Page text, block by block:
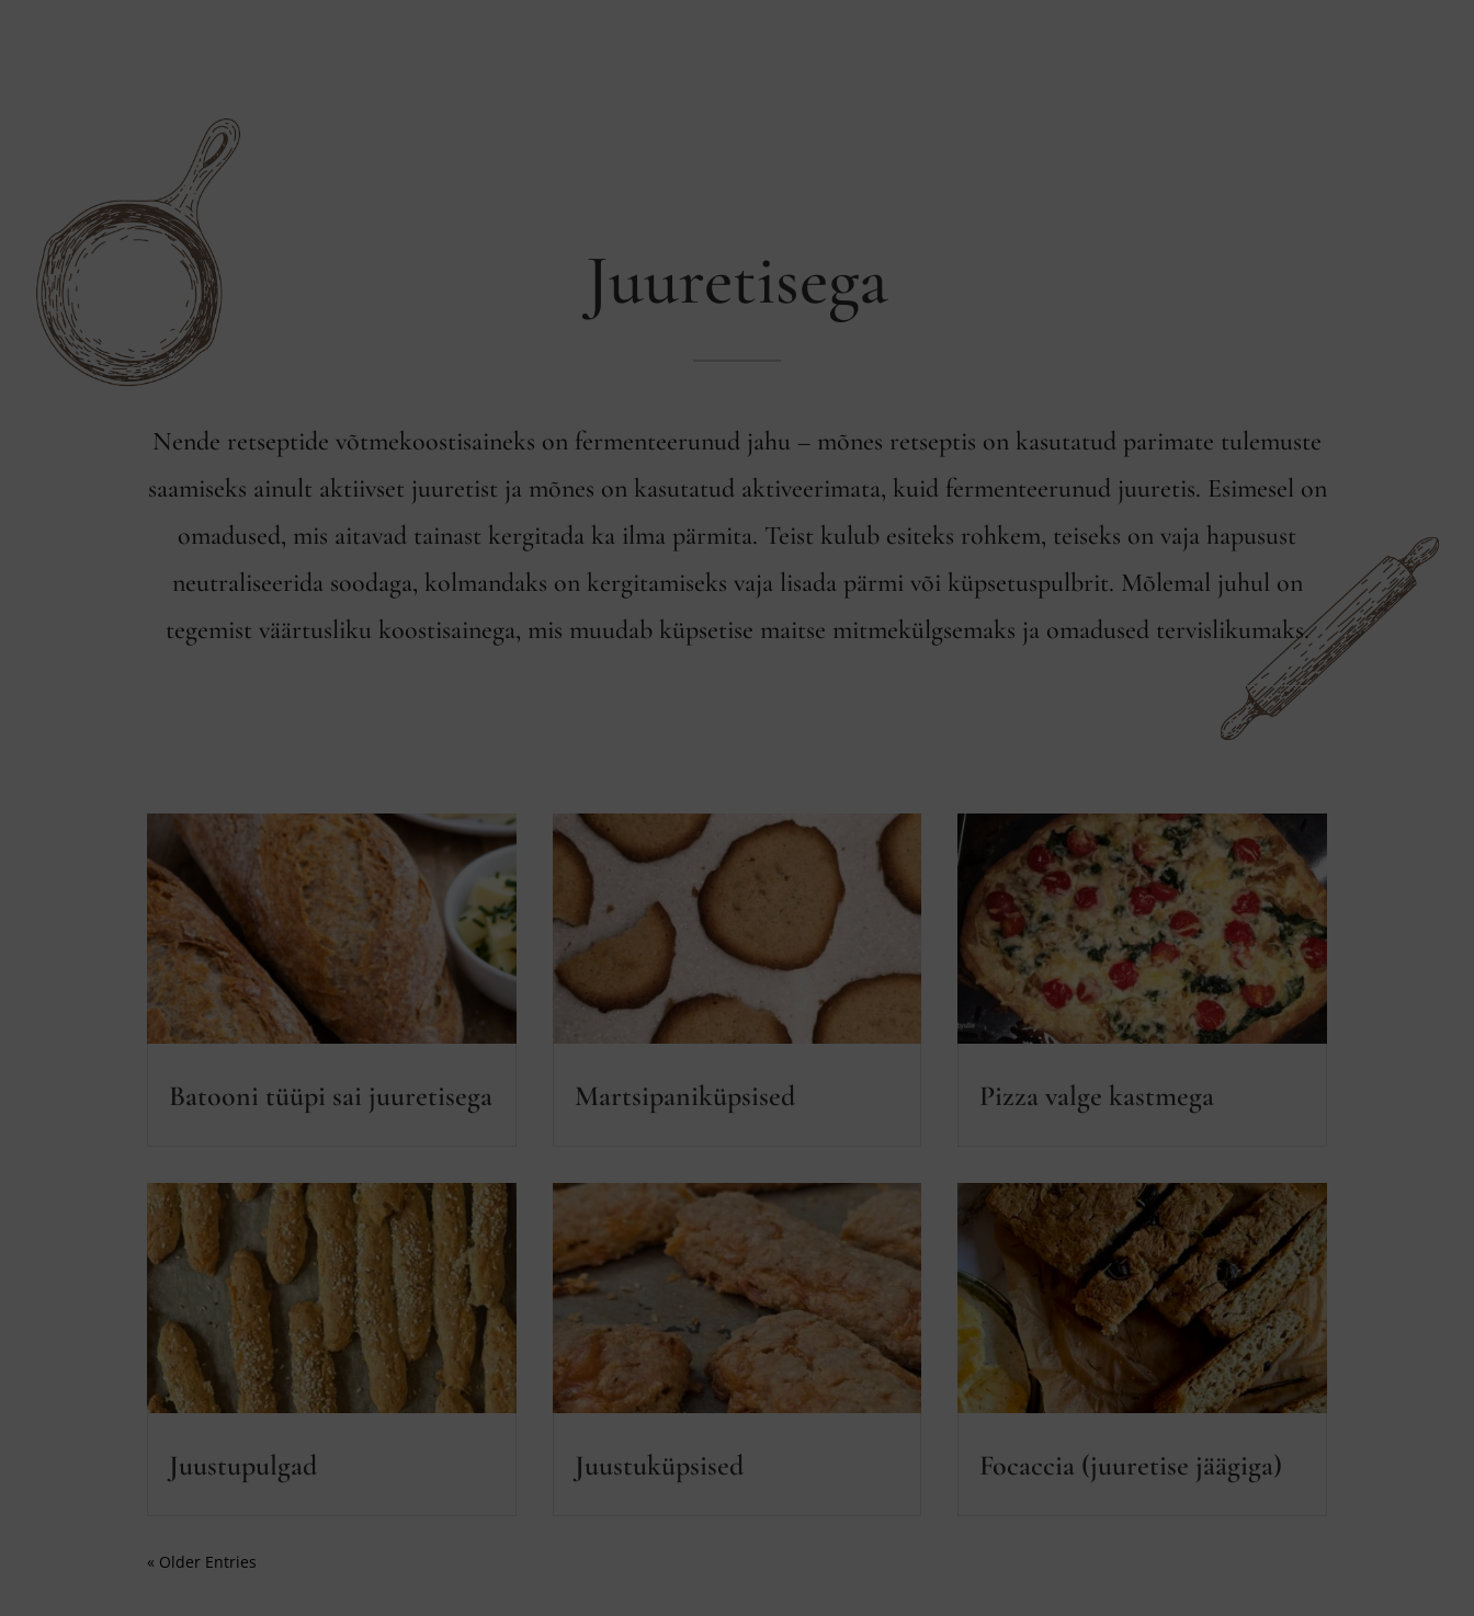
Juuretisega
Nende retseptide võtmekoostisaineks on fermenteerunud jahu – mõnes retseptis on kasutatud parimate tulemuste
saamiseks ainult aktiivset juuretist ja mõnes on kasutatud aktiveerimata, kuid fermenteerunud juuretis. Esimesel on
omadused, mis aitavad tainast kergitada ka ilma pärmita. Teist kulub esiteks rohkem, teiseks on vaja hapusust
neutraliseerida soodaga, kolmandaks on kergitamiseks vaja lisada pärmi või küpsetuspulbrit. Mõlemal juhul on
tegemist väärtusliku koostisainega, mis muudab küpsetise maitse mitmekülgsemaks ja omadused tervislikumaks.
Batooni tüüpi sai juuretisega
Juustupulgad
Martsipaniküpsised
Juustuküpsised
Pizza valge kastmega
Focaccia (juuretise jäägiga)
« Older Entries